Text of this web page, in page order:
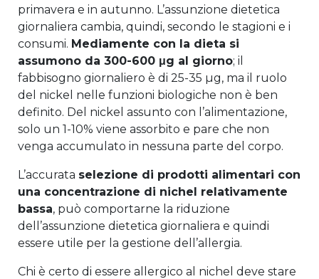
primavera e in autunno. L’assunzione dietetica
giornaliera cambia, quindi, secondo le stagioni e i
consumi. Mediamente con la dieta si
assumono da 300-600 μg al giorno; il
fabbisogno giornaliero è di 25-35 µg, ma il ruolo
del nickel nelle funzioni biologiche non è ben
definito. Del nickel assunto con l’alimentazione,
solo un 1-10% viene assorbito e pare che non
venga accumulato in nessuna parte del corpo.
L’accurata selezione di prodotti alimentari con
una concentrazione di nichel relativamente
bassa, può comportarne la riduzione
dell’assunzione dietetica giornaliera e quindi
essere utile per la gestione dell’allergia.
Chi è certo di essere allergico al nichel deve stare